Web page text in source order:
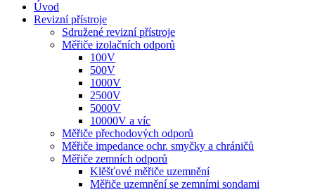
Úvod
Revizní přístroje
Sdružené revizní přístroje
Měřiče izolačních odporů
100V
500V
1000V
2500V
5000V
10000V a víc
Měřiče přechodových odporů
Měřiče impedance ochr. smyčky a chráničů
Měřiče zemních odporů
Klěšťové měřiče uzemnění
Měřiče uzemnění se zemními sondami